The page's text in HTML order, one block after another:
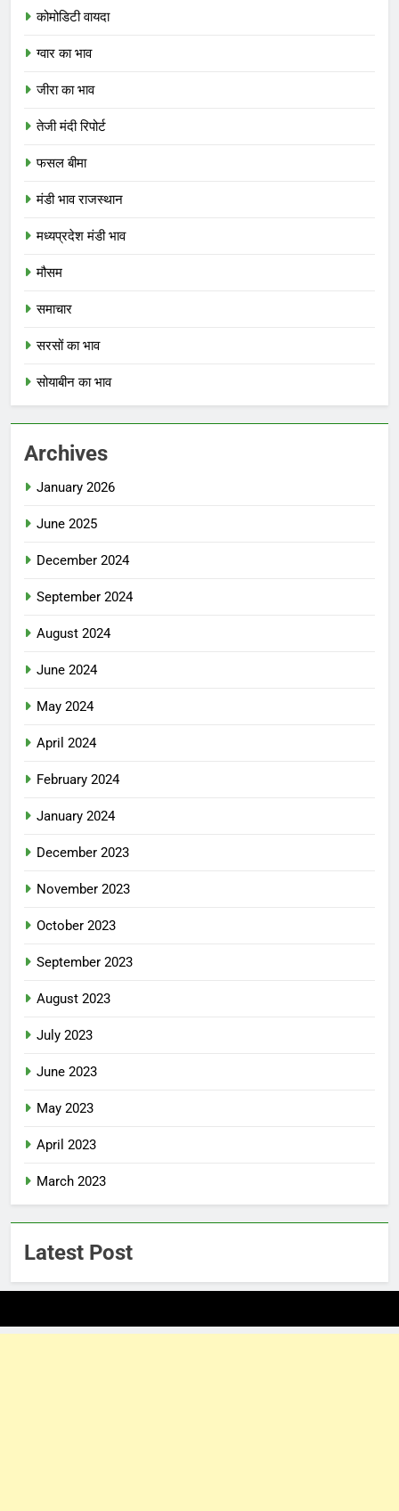
कोमोडिटी वायदा
ग्वार का भाव
जीरा का भाव
तेजी मंदी रिपोर्ट
फसल बीमा
मंडी भाव राजस्थान
मध्यप्रदेश मंडी भाव
मौसम
समाचार
सरसों का भाव
सोयाबीन का भाव
Archives
January 2026
June 2025
December 2024
September 2024
August 2024
June 2024
May 2024
April 2024
February 2024
January 2024
December 2023
November 2023
October 2023
September 2023
August 2023
July 2023
June 2023
May 2023
April 2023
March 2023
Latest Post